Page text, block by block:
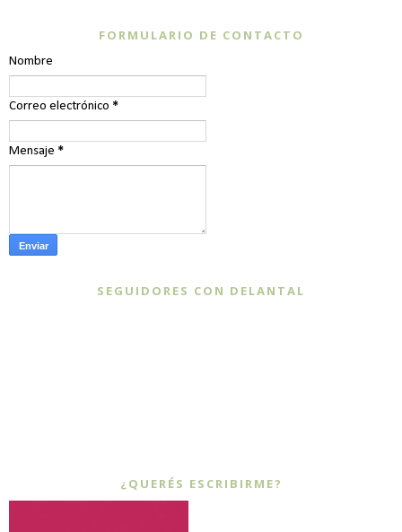
FORMULARIO DE CONTACTO
Nombre
Correo electrónico *
Mensaje *
SEGUIDORES CON DELANTAL
¿QUERÉS ESCRIBIRME?